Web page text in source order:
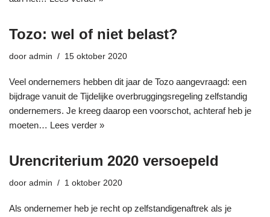
Tozo: wel of niet belast?
door admin 15 oktober 2020
Veel ondernemers hebben dit jaar de Tozo aangevraagd: een
bijdrage vanuit de Tijdelijke overbruggingsregeling zelfstandig
ondernemers. Je kreeg daarop een voorschot, achteraf heb je
moeten… Lees verder »
Urencriterium 2020 versoepeld
door admin 1 oktober 2020
Als ondernemer heb je recht op zelfstandigenaftrek als je